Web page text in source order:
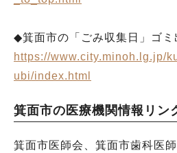
◆箕面市の「ごみ収集日」ゴミ
https://www.city.minoh.lg.jp/
ubi/index.html
箕面市の医療機関情報リン
箕面市医師会、箕面市歯科医